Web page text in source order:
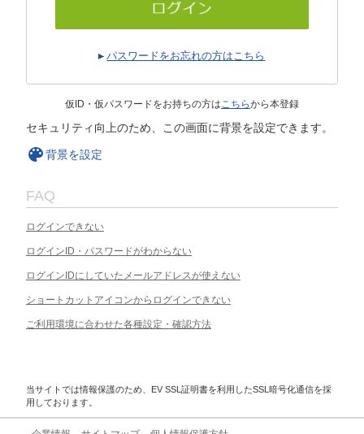
パスワードをお忘れの方はこちら
仮ID・仮パスワードをお持ちの方はこちらから本登録
セキュリティ向上のため、この画面に背景を設定できます。
背景を設定
FAQ
ログインできない
ログインID・パスワードがわからない
ログインIDにしていたメールアドレスが使えない
ショートカットアイコンからログインできない
ご利用環境に合わせた各種設定・確認方法
当サイトでは情報保護のため、EV SSL証明書を利用したSSL暗号化通信を採
用しております。